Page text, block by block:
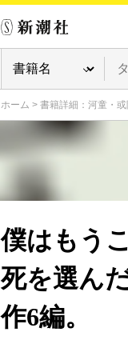
ホーム > 書籍詳細：河童・
僕はもう
死を選ん
作6編。